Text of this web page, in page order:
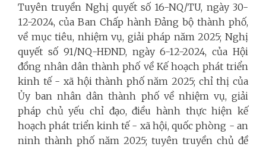
Tuyên truyền Nghị quyết số 16-NQ/TU, ngày 30-
12-2024, của Ban Chấp hành Đảng bộ thành phố,
về mục tiêu, nhiệm vụ, giải pháp năm 2025; Nghị
quyết số 91/NQ-HĐND, ngày 6-12-2024, của Hội
đồng nhân dân thành phố về Kế hoạch phát triển
kinh tế - xã hội thành phố năm 2025; chỉ thị của
Ủy ban nhân dân thành phố về nhiệm vụ, giải
pháp chủ yếu chỉ đạo, điều hành thực hiện kế
hoạch phát triển kinh tế - xã hội, quốc phòng - an
ninh thành phố năm 2025; tuyên truyền chủ đề